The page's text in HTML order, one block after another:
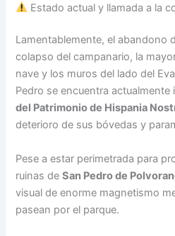
Estado actual y llamada a la
Lamentablemente, el abandono
colapso del campanario, la
nave y los muros del lado del
Pedro se encuentra actualmente
del Patrimonio de Hispania
deterioro de sus bóvedas y
Pese a estar perimetrada para
ruinas deSan Pedro de
visual de enorme magnetismo
pasean por el parque.